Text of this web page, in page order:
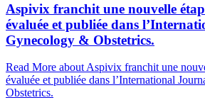
Aspivix franchit une nouvelle
évaluée et publiée dans
Gynecology & Obstetrics.
Read More about Aspivix franchit une
évaluée et publiée dans l’International
Obstetrics.